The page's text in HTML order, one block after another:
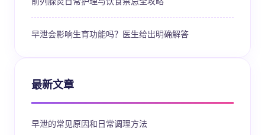
早泄会影响生育功能吗？医生给出明确解答
最新文章
早泄的常见原因和日常调理方法